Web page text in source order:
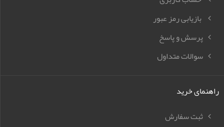
بازیابی رمز عبور
پرسش و پاسخ
سوالات متداول
راهنمای خرید
ثبت سفارش